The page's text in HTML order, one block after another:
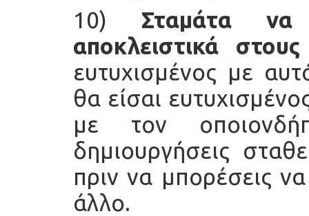
10) Σταμάτα να
αποκλειστικά
ευτυχισμένος με
θα είσαι
με τον
δημιουργήσεις
πριν να μπορέσεις
άλλο.